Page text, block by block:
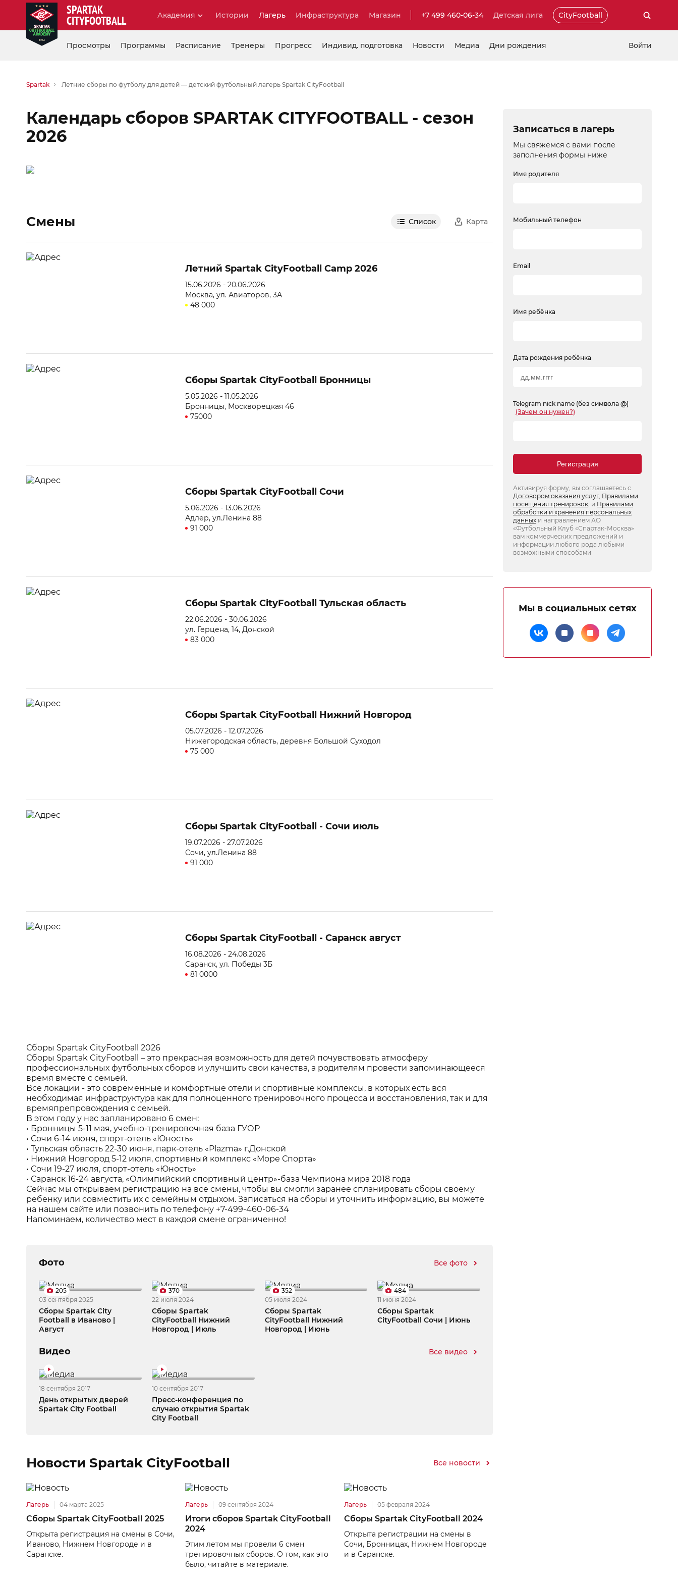
SPARTAK
CITYFOOTBALL Академия Истории Лагерь Инфраструктура Магазин +7 499 460-06-34 Детская лига CityFootball
Просмотры Программы Расписание Тренеры Прогресс Индивид. подготовка Новости Медиа Дни рождения Войти
Spartak Летние сборы по футболу для детей — детский футбольный лагерь Spartak CityFootball
Календарь сборов SPARTAK CITYFOOTBALL - сезон
2026
Смены Список Карта
Летний Spartak CityFootball Camp 2026
15.06.2026 - 20.06.2026
Москва, ул. Авиаторов, 3А
48 000
Сборы Spartak CityFootball Бронницы
5.05.2026 - 11.05.2026
Бронницы, Москворецкая 46
75000
Сборы Spartak CityFootball Сочи
5.06.2026 - 13.06.2026
Адлер, ул.Ленина 88
91 000
Сборы Spartak CityFootball Тульская область
22.06.2026 - 30.06.2026
ул. Герцена, 14, Донской
83 000
Сборы Spartak CityFootball Нижний Новгород
05.07.2026 - 12.07.2026
Нижегородская область, деревня Большой Суходол
75 000
Сборы Spartak CityFootball - Сочи июль
19.07.2026 - 27.07.2026
Сочи, ул.Ленина 88
91 000
Сборы Spartak CityFootball - Саранск август
16.08.2026 - 24.08.2026
Саранск, ул. Победы 3Б
81 0000
Сборы Spartak CityFootball 2026
Сборы Spartak CityFootball – это прекрасная возможность для детей почувствовать атмосферу
профессиональных футбольных сборов и улучшить свои качества, а родителям провести запоминающееся
время вместе с семьей.
Все локации - это современные и комфортные отели и спортивные комплексы, в которых есть вся
необходимая инфраструктура как для полноценного тренировочного процесса и восстановления, так и для
времяпрепровождения с семьей.
В этом году у нас запланировано 6 смен:
• Бронницы 5-11 мая, учебно-тренировочная база ГУОР
• Сочи 6-14 июня, спорт-отель «Юность»
• Тульская область 22-30 июня, парк-отель «Plazma» г.Донской
• Нижний Новгород 5-12 июля, спортивный комплекс «Море Спорта»
• Сочи 19-27 июля, спорт-отель «Юность»
• Саранск 16-24 августа, «Олимпийский спортивный центр»-база Чемпиона мира 2018 года
Сейчас мы открываем регистрацию на все смены, чтобы вы смогли заранее спланировать сборы своему
ребенку или совместить их с семейным отдыхом. Записаться на сборы и уточнить информацию, вы можете
на нашем сайте или позвонить по телефону +7-499-460-06-34
Напоминаем, количество мест в каждой смене ограниченно!
Фото Все фото
205
03 сентября 2025
Сборы Spartak City
Football в Иваново |
Август
370
22 июля 2024
Сборы Spartak
CityFootball Нижний
Новгород | Июль
352
05 июля 2024
Сборы Spartak
CityFootball Нижний
Новгород | Июнь
484
11 июня 2024
Сборы Spartak
CityFootball Сочи | Июнь
Видео Все видео
18 сентября 2017
День открытых дверей
Spartak City Football
10 сентября 2017
Пресс-конференция по
случаю открытия Spartak
City Football
Новости Spartak CityFootball Все новости
Лагерь 04 марта 2025
Сборы Spartak CityFootball 2025
Открыта регистрация на смены в Сочи,
Иваново, Нижнем Новгороде и в
Саранске.
Лагерь 09 сентября 2024
Итоги сборов Spartak CityFootball
2024
Этим летом мы провели 6 смен
тренировочных сборов. О том, как это
было, читайте в материале.
Лагерь 05 февраля 2024
Сборы Spartak CityFootball 2024
Открыта регистрации на смены в
Сочи, Бронницах, Нижнем Новгороде
и в Саранске.
Записаться в лагерь
Мы свяжемся с вами после
заполнения формы ниже
Имя родителя
Мобильный телефон
Email
Имя ребёнка
Дата рождения ребёнка
Telegram nick name (без символа @)
(Зачем он нужен?)
Регистрация
Активируя форму, вы соглашаетесь с
Договором оказания услуг, Правилами
посещения тренировок, и Правилами
обработки и хранения персональных
данных и направлением АО
«Футбольный Клуб «Спартак-Москва»
вам коммерческих предложений и
информации любого рода любыми
возможными способами
Мы в социальных сетях